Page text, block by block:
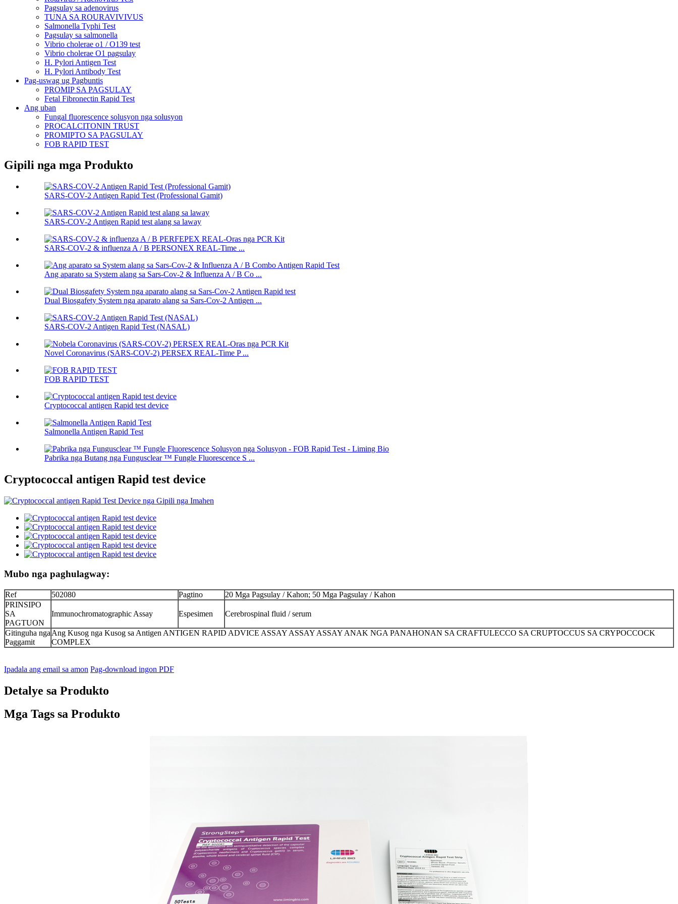
Pagsulay sa adenovirus
TUNA SA ROURAVIVIVUS
Salmonella Typhi Test
Pagsulay sa salmonella
Vibrio cholerae o1 / O139 test
Vibrio cholerae O1 pagsulay
H. Pylori Antigen Test
H. Pylori Antibody Test
Pag-uswag ug Pagbuntis
PROMIP SA PAGSULAY
Fetal Fibronectin Rapid Test
Ang uban
Fungal fluorescence solusyon nga solusyon
PROCALCITONIN TRUST
PROMIPTO SA PAGSULAY
FOB RAPID TEST
Gipili nga mga Produkto
SARS-COV-2 Antigen Rapid Test (Professional Gamit)
SARS-COV-2 Antigen Rapid test alang sa laway
SARS-COV-2 & influenza A / B PERSONEX REAL-Time ...
Ang aparato sa System alang sa Sars-Cov-2 & Influenza A / B Co ...
Dual Biosgafety System nga aparato alang sa Sars-Cov-2 Antigen ...
SARS-COV-2 Antigen Rapid Test (NASAL)
Novel Coronavirus (SARS-COV-2) PERSEX REAL-Time P ...
FOB RAPID TEST
Cryptococcal antigen Rapid test device
Salmonella Antigen Rapid Test
Pabrika nga Butang nga Fungusclear ™ Fungle Fluorescence S ...
Cryptococcal antigen Rapid test device
Mubo nga paghulagway:
Ref 502080 Pagtino
20 Mga Pagsulay / Kahon; 50 Mga Pagsulay / Kahon
PRINSIPO
SA
PAGTUON
Immunochromatographic Assay Espesimen Cerebrospinal fluid / serum
Gitinguha nga
Paggamit
Ang Kusog nga Kusog sa Antigen ANTIGEN RAPID ADVICE ASSAY ASSAY ASSAY ANAK NGA PANAHONAN SA CRAFTULECCO SA CRUPTOCCUS SA CRYPOCCOCK
COMPLEX
Ipadala ang email sa amon Pag-download ingon PDF
Detalye sa Produkto
Mga Tags sa Produkto